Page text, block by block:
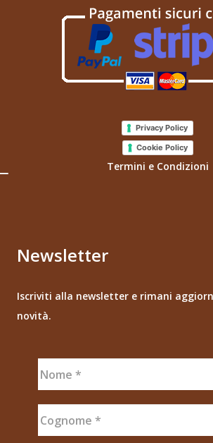
Privacy Policy
Cookie Policy
Termini e Condizioni
Newsletter
Iscriviti alla newsletter e rimani
novità.